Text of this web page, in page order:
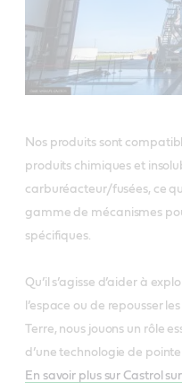
Nos produits sont
produits chimiques et
carburéacteur/fusées, ce
gamme de mécanismes
spécifiques.
Qu’il s’agisse d’aider à
l’espace ou de repousser
Terre, nous jouons un rôle
d’une technologie de
En savoir plus sur Castrol sur